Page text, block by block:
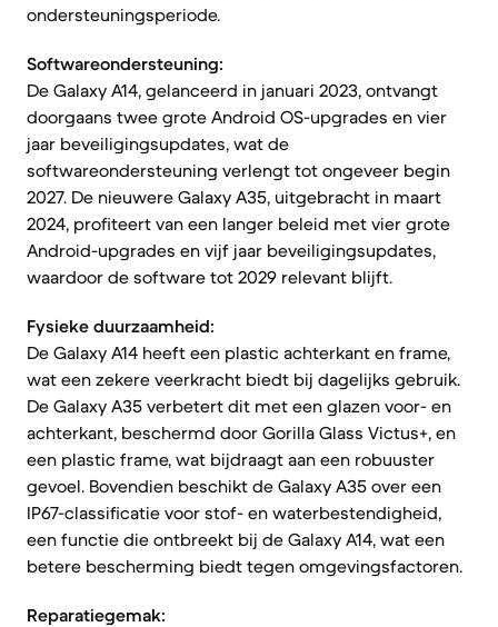
ondersteuningsperiode.
Softwareondersteuning:
De Galaxy A14, gelanceerd in januari 2023, ontvangt
doorgaans twee grote Android OS-upgrades en vier
jaar beveiligingsupdates, wat de
softwareondersteuning verlengt tot ongeveer begin
2027. De nieuwere Galaxy A35, uitgebracht in maart
2024, profiteert van een langer beleid met vier grote
Android-upgrades en vijf jaar beveiligingsupdates,
waardoor de software tot 2029 relevant blijft.
Fysieke duurzaamheid:
De Galaxy A14 heeft een plastic achterkant en frame,
wat een zekere veerkracht biedt bij dagelijks gebruik.
De Galaxy A35 verbetert dit met een glazen voor- en
achterkant, beschermd door Gorilla Glass Victus+, en
een plastic frame, wat bijdraagt aan een robuuster
gevoel. Bovendien beschikt de Galaxy A35 over een
IP67-classificatie voor stof- en waterbestendigheid,
een functie die ontbreekt bij de Galaxy A14, wat een
betere bescherming biedt tegen omgevingsfactoren.
Reparatiegemak: